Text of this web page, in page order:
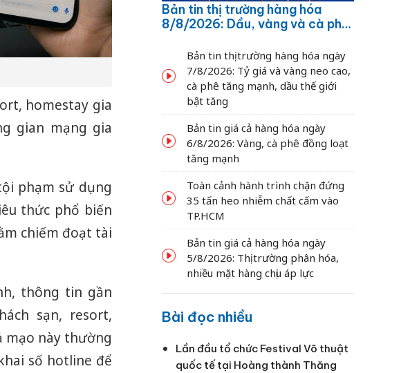
homestay gia
gian mạng gia
phạm sử dụng
thức phổ biến
chiếm đoạt tài
thông tin gần
sạn, resort,
mạo này thường
số hotline để
Bản tin thị trường hàng hóa
8/8/2026: Dầu, vàng và cà phê
Bản tin thị trường hàng hóa ngày
7/8/2026: Tỷ giá và vàng neo cao,
cà phê tăng mạnh, dầu thế giới
bật tăng
Bản tin giá cả hàng hóa ngày
6/8/2026: Vàng, cà phê đồng loạt
tăng mạnh
Toàn cảnh hành trình chặn đứng
35 tấn heo nhiễm chất cấm vào
TP.HCM
Bản tin giá cả hàng hóa ngày
5/8/2026: Thị trường phân hóa,
nhiều mặt hàng chịu áp lực
Bài đọc nhiều
Lần đầu tổ chức Festival Võ thuật
quốc tế tại Hoàng thành Thăng